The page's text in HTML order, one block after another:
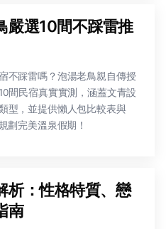
嚴選10間不踩雷推
不踩雷嗎？泡湯老鳥親自傳授
間民宿真實實測，涵蓋文青設
型，並提供懶人包比較表與
劃完美溫泉假期！
析：性格特質、戀
南